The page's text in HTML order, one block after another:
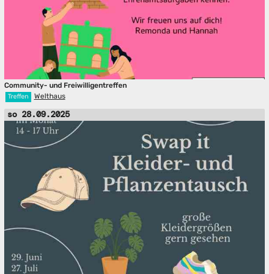
Community- und Freiwilligentreffen
Treffen Welthaus
so 28.09.2025